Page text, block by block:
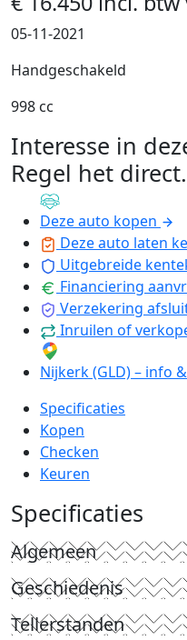
05-11-2021
Handgeschakeld
998 cc
Interesse in
Regel het direct.
Deze auto kopen
Deze auto laten
Uitgebreide
Financiering
Verzekering
Inruilen of
Nijkerk (GLD) – info
Specificaties
Kopen
Checken
Keuren
Specificaties
Algemeen
Geschiedenis
Tellerstanden